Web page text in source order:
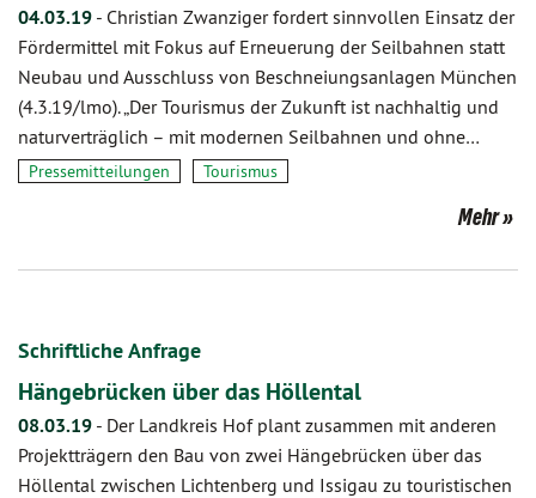
04.03.19 - Christian Zwanziger fordert sinnvollen Einsatz der
Fördermittel mit Fokus auf Erneuerung der Seilbahnen statt
Neubau und Ausschluss von Beschneiungsanlagen München
(4.3.19/lmo). „Der Tourismus der Zukunft ist nachhaltig und
naturverträglich – mit modernen Seilbahnen und ohne…
Pressemitteilungen Tourismus
Mehr
Schriftliche Anfrage
Hängebrücken über das Höllental
08.03.19 - Der Landkreis Hof plant zusammen mit anderen
Projektträgern den Bau von zwei Hängebrücken über das
Höllental zwischen Lichtenberg und Issigau zu touristischen